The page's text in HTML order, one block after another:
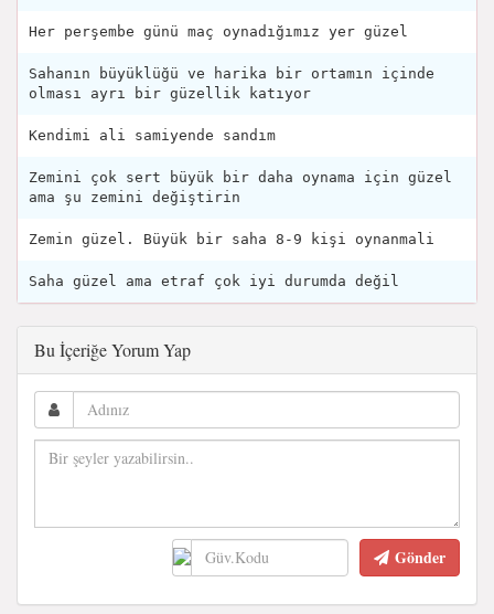
Her perşembe günü maç oynadığımız yer güzel
Sahanın büyüklüğü ve harika bir ortamın içinde
olması ayrı bir güzellik katıyor
Kendimi ali samiyende sandım
Zemini çok sert büyük bir daha oynama için güzel
ama şu zemini değiştirin
Zemin güzel. Büyük bir saha 8-9 kişi oynanmali
Saha güzel ama etraf çok iyi durumda değil
Bu İçeriğe Yorum Yap
Gönder